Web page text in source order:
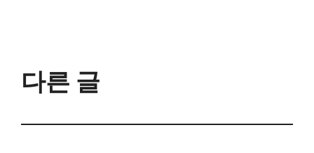
다른 글